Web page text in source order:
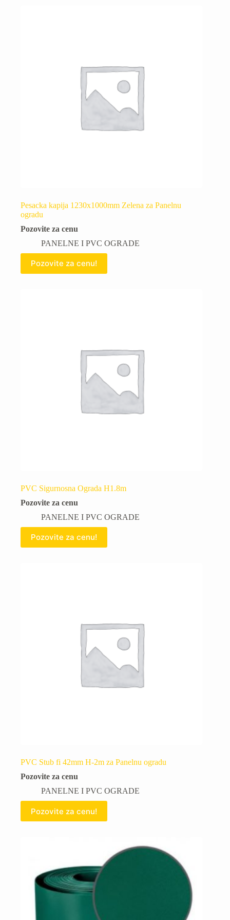
Pesacka kapija 1230x1000mm Zelena za Panelnu
ogradu
Pozovite za cenu
PANELNE I PVC OGRADE
Pozovite za cenu!
PVC Sigurnosna Ograda H1.8m
Pozovite za cenu
PANELNE I PVC OGRADE
Pozovite za cenu!
PVC Stub fi 42mm H-2m za Panelnu ogradu
Pozovite za cenu
PANELNE I PVC OGRADE
Pozovite za cenu!